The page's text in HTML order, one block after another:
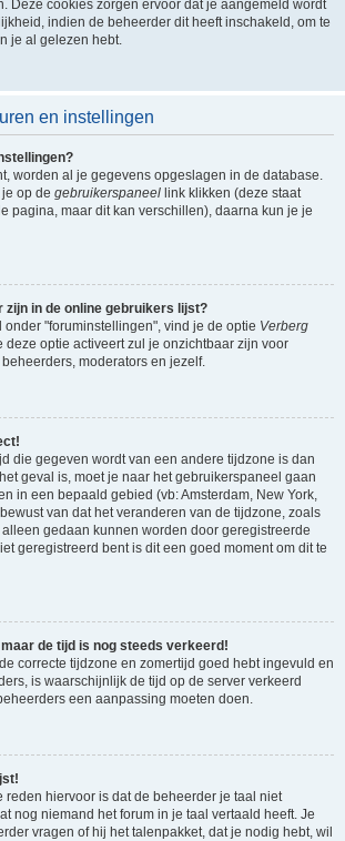
Deze cookies zorgen ervoor dat je aangemeld wordt
indien de beheerder dit heeft inschakeld, om te
je al gelezen hebt.
en instellingen
worden al je gegevens opgeslagen in de database.
op de gebruikerspaneel link klikken (deze staat
pagina, maar dit kan verschillen), daarna kun je je
zijn in de online gebruikers lijst?
onder "foruminstellingen", vind je de optie Verberg
deze optie activeert zul je onzichtbaar zijn voor
moderators en jezelf.
die gegeven wordt van een andere tijdzone is dan
geval is, moet je naar het gebruikerspaneel gaan
in een bepaald gebied (vb: Amsterdam, New York,
van dat het veranderen van de tijdzone, zoals
gedaan kunnen worden door geregistreerde
geregistreerd bent is dit een goed moment om dit te
maar de tijd is nog steeds verkeerd!
correcte tijdzone en zomertijd goed hebt ingevuld en
is waarschijnlijk de tijd op de server verkeerd
een aanpassing moeten doen.
reden hiervoor is dat de beheerder je taal niet
nog niemand het forum in je taal vertaald heeft. Je
vragen of hij het talenpakket, dat je nodig hebt, wil